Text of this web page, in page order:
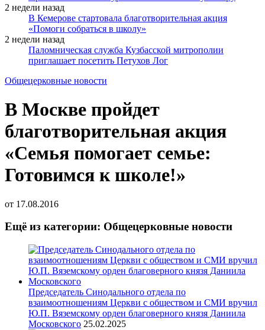
2 недели назад
В Кемерове стартовала благотворительная акция
«Помоги собраться в школу»
2 недели назад
Паломническая служба Кузбасской митрополии
приглашает посетить Петухов Лог
Общецерковные новости
В Москве пройдет
благотворительная акция
«Семья помогает семье:
Готовимся к школе!»
от 17.08.2016
Ещё из категории: Общецерковные новости
Председатель Синодального отдела по
взаимоотношениям Церкви с обществом и СМИ вручил
Ю.П. Вяземскому орден благоверного князя Даниила
Московского 25.02.2025